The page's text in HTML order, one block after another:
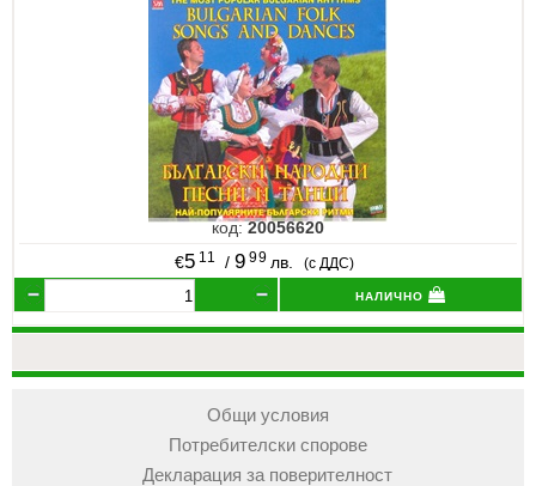
код:20056620
€5 11 / 9 99 лв. (с ДДС)
налично
Общи условия
Потребителски спорове
Декларация за поверителност